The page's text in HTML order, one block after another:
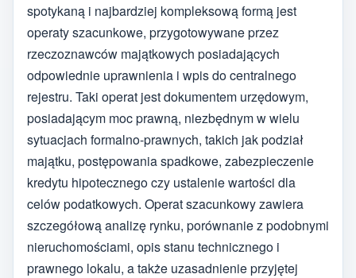
spotykaną i najbardziej kompleksową formą jest
operaty szacunkowe, przygotowywane przez
rzeczoznawców majątkowych posiadających
odpowiednie uprawnienia i wpis do centralnego
rejestru. Taki operat jest dokumentem urzędowym,
posiadającym moc prawną, niezbędnym w wielu
sytuacjach formalno-prawnych, takich jak podział
majątku, postępowania spadkowe, zabezpieczenie
kredytu hipotecznego czy ustalenie wartości dla
celów podatkowych. Operat szacunkowy zawiera
szczegółową analizę rynku, porównanie z podobnymi
nieruchomościami, opis stanu technicznego i
prawnego lokalu, a także uzasadnienie przyjętej